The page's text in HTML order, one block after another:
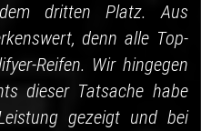
dritten Platz. Aus
denn alle Top-
Reifen. Wir hingegen
dieser Tatsache habe
gezeigt und bei